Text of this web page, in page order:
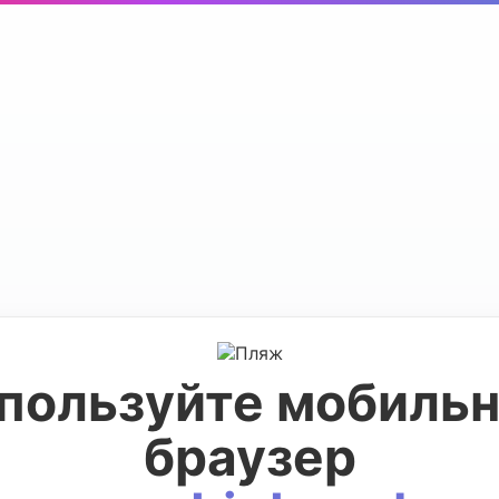
браузер